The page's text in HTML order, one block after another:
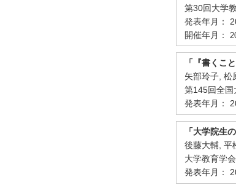
第30回大学
発表年月：
開催年月：
「『書くこ
矢部玲子, 松
第145回全国
発表年月：
「大学院生
後藤大輔, 平
大学教育学
発表年月：